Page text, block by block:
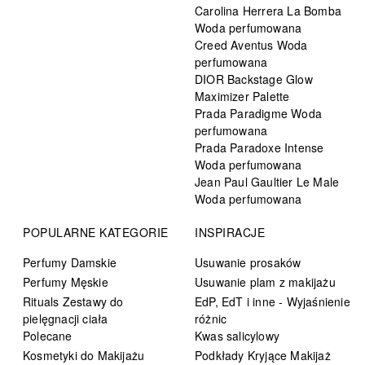
Carolina Herrera La Bomba
Woda perfumowana
Creed Aventus Woda
perfumowana
DIOR Backstage Glow
Maximizer Palette
Prada Paradigme Woda
perfumowana
Prada Paradoxe Intense
Woda perfumowana
Jean Paul Gaultier Le Male
Woda perfumowana
POPULARNE KATEGORIE
Perfumy Damskie
Perfumy Męskie
Rituals Zestawy do
pielęgnacji ciała
Polecane
Kosmetyki do Makijażu
INSPIRACJE
Usuwanie prosaków
Usuwanie plam z makijażu
EdP, EdT i inne - Wyjaśnienie
różnic
Kwas salicylowy
Podkłady Kryjące Makijaż